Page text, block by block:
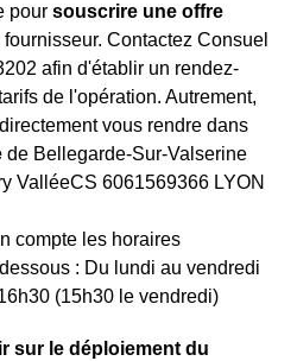
pour souscrire une offre
Contactez Consuel
afin d'établir un rendez-
de l'opération. Autrement,
vous rendre dans
de Bellegarde-Sur-Valserine
ValléeCS 6061569366 LYON
compte les horaires
: Du lundi au vendredi
(15h30 le vendredi)
sur le déploiement du